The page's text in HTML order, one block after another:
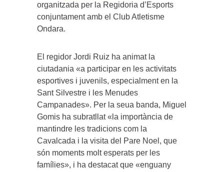
organitzada per la Regidoria d’Esports
conjuntament amb el Club Atletisme
Ondara.
El regidor Jordi Ruiz ha animat la
ciutadania «a participar en les activitats
esportives i juvenils, especialment en la
Sant Silvestre i les Menudes
Campanades». Per la seua banda, Miguel
Gomis ha subratllat «la importància de
mantindre les tradicions com la
Cavalcada i la visita del Pare Noel, que
són moments molt esperats per les
famílies», i ha destacat que «enguany